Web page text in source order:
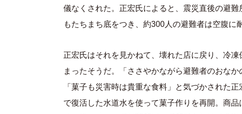
儀なくされた。正宏氏によると、震災直後の避
もたちまち底をつき、約300人の避難者は空腹に
正宏氏はそれを見かねて、壊れた店に戻り、冷
まったそうだ。「ささやかながら避難者のおな
「菓子も災害時は貴重な食料」と気づかされた
で復活した水道水を使って菓子作りを再開。商